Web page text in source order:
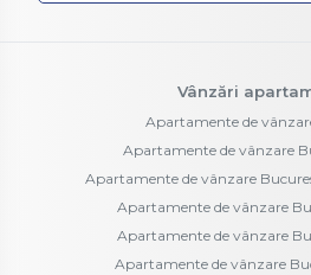
Vânzări
Apartamente de
Apartamente de vânzare
Apartamente de vânzare
Apartamente de vânzare
Apartamente de vânzare
Apartamente de vânzare